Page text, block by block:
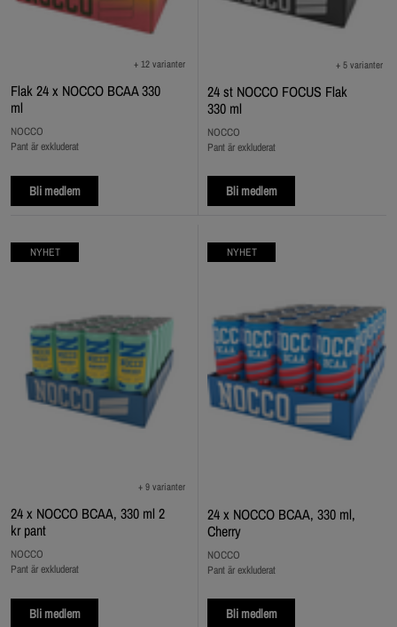
Flak 24 x NOCCO BCAA 330
ml
+ 12 varianter
NOCCO
Pant är exkluderat
Bli medlem
24 st NOCCO FOCUS Flak
330 ml
+ 5 varianter
NOCCO
Pant är exkluderat
Bli medlem
NYHET
24 x NOCCO BCAA, 330 ml 2
kr pant
+ 9 varianter
NOCCO
Pant är exkluderat
Bli medlem
NYHET
24 x NOCCO BCAA, 330 ml,
Cherry
NOCCO
Pant är exkluderat
Bli medlem